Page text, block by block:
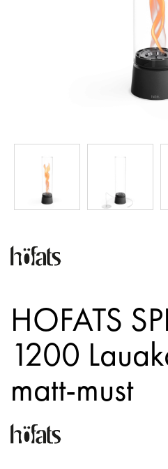
HOFATS SPIN air
1200
matt-must